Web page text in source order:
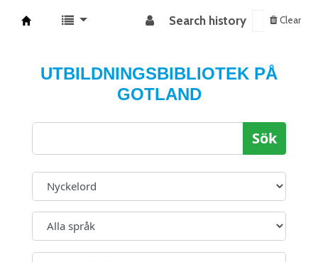
Search history Clear
UTBILDNINGSBIBLIOTEK PÅ
GOTLAND
Sök